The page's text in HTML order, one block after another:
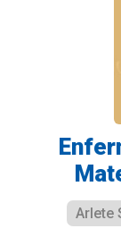
Arlete